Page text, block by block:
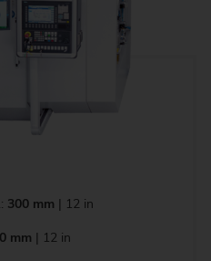
300 mm | 12 in
mm | 12 in